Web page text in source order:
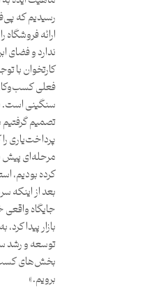
رسیدیم که
ارائه فروشگاه
ندارد و فضای
کارتخوان با
فعلی
سنگینی است.
تصمیم
پرداخت‌یاری را
مرحله‌ای پیش
کرده‌ بودیم،
بعد از اینکه
جایگاه
بازار پیدا کرد،
توسعه و رشد
بخش‌های
برویم.»